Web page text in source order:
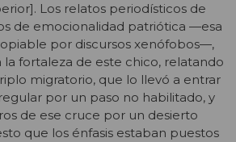
Los relatos periodísticos de
de emocionalidad patriótica —esa
por discursos xenófobos—,
la fortaleza de este chico, relatando
migratorio, que lo llevó a entrar
por un paso no habilitado, y
de ese cruce por un desierto
que los énfasis estaban puestos